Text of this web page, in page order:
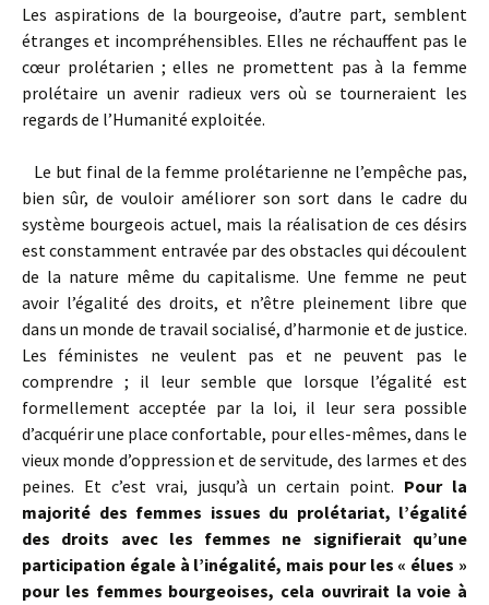
Les aspirations de la bourgeoise, d’autre part, semblent
étranges et incompréhensibles. Elles ne réchauffent pas le
cœur prolétarien ; elles ne promettent pas à la femme
prolétaire un avenir radieux vers où se tourneraient les
regards de l’Humanité exploitée.
Le but final de la femme prolétarienne ne l’empêche pas,
bien sûr, de vouloir améliorer son sort dans le cadre du
système bourgeois actuel, mais la réalisation de ces désirs
est constamment entravée par des obstacles qui découlent
de la nature même du capitalisme. Une femme ne peut
avoir l’égalité des droits, et n’être pleinement libre que
dans un monde de travail socialisé, d’harmonie et de justice.
Les féministes ne veulent pas et ne peuvent pas le
comprendre ; il leur semble que lorsque l’égalité est
formellement acceptée par la loi, il leur sera possible
d’acquérir une place confortable, pour elles-mêmes, dans le
vieux monde d’oppression et de servitude, des larmes et des
peines. Et c’est vrai, jusqu’à un certain point. Pour la
majorité des femmes issues du prolétariat, l’égalité
des droits avec les femmes ne signifierait qu’une
participation égale à l’inégalité, mais pour les « élues »
pour les femmes bourgeoises, cela ouvrirait la voie à